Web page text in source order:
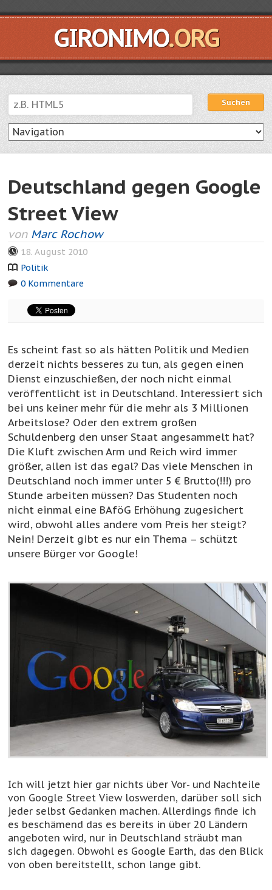
GIRONIMO.ORG
Suchen Suchen
Deutschland gegen Google
Street View
von Marc Rochow
18. August 2010
Politik
0 Kommentare
Es scheint fast so als hätten Politik und Medien
derzeit nichts besseres zu tun, als gegen einen
Dienst einzuschießen, der noch nicht einmal
veröffentlicht ist in Deutschland. Interessiert sich
bei uns keiner mehr für die mehr als 3 Millionen
Arbeitslose? Oder den extrem großen
Schuldenberg den unser Staat angesammelt hat?
Die Kluft zwischen Arm und Reich wird immer
größer, allen ist das egal? Das viele Menschen in
Deutschland noch immer unter 5 € Brutto(!!!) pro
Stunde arbeiten müssen? Das Studenten noch
nicht einmal eine BAföG Erhöhung zugesichert
wird, obwohl alles andere vom Preis her steigt?
Nein! Derzeit gibt es nur ein Thema – schützt
unsere Bürger vor Google!
Ich will jetzt hier gar nichts über Vor- und Nachteile
von Google Street View loswerden, darüber soll sich
jeder selbst Gedanken machen. Allerdings finde ich
es beschämend das es bereits in über 20 Ländern
angeboten wird, nur in Deutschland sträubt man
sich dagegen. Obwohl es Google Earth, das den Blick
von oben bereitstellt, schon lange gibt.